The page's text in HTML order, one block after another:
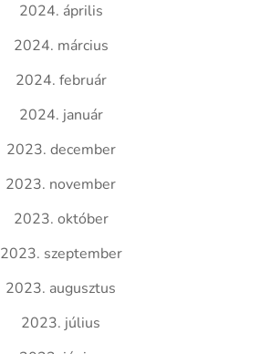
2024. április
2024. március
2024. február
2024. január
2023. december
2023. november
2023. október
2023. szeptember
2023. augusztus
2023. július